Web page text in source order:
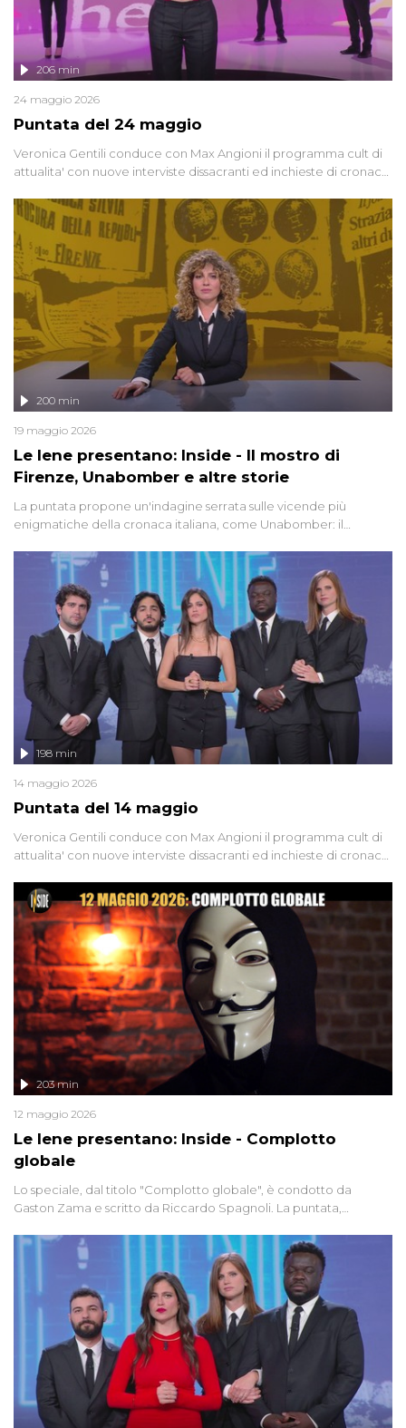
Puntata del 24 maggio
206 min
24 maggio 2026
Veronica Gentili conduce con Max Angioni il programma cult di
attualita' con nuove interviste dissacranti ed inchieste di cronaca
Le Iene presentano: Inside - Il mostro di
Firenze, Unabomber e altre storie
200 min
19 maggio 2026
La puntata propone un'indagine serrata sulle vicende più
enigmatiche della cronaca italiana, come Unabomber: il
'90 e il 2000 che, inquietantemente, potrebbe essere ancora in
libertà. Lo speciale affronta inoltre le zone d'ombra sul Mostro di
Firenze, le cui responsabilità appaiono ancora oggi avvolte in un
groviglio di dubbi mai chiariti. Nel corso dello speciale anche
l'intervista inedita a Olindo Romano, realizzata ne...
Puntata del 14 maggio
198 min
14 maggio 2026
Veronica Gentili conduce con Max Angioni il programma cult di
attualita' con nuove interviste dissacranti ed inchieste di cronaca
Le Iene presentano: Inside - Complotto
globale
203 min
12 maggio 2026
Lo speciale, dal titolo "Complotto globale", è condotto da
Gaston Zama e scritto da Riccardo Spagnoli. La puntata,
racconta l'universo delle narrazioni alternative, dei sospetti
globali e del complottismo che negli ultimi anni hanno invaso
social network, talk show, piazze digitali e immaginario collettivo.